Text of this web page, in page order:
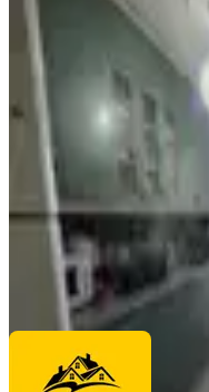
Seyhan,
3+1
AMAÇ GAYRİMENKUL